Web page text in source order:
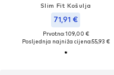
Slim Fit Košulja
71,91 €
Prvotno: 109,00 €
Posljednja najniža cijena:55,93 €